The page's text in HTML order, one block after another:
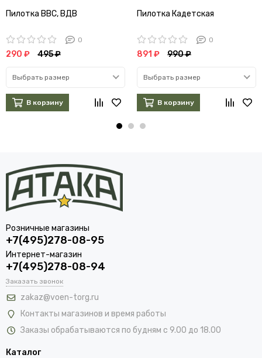
Пилотка ВВС, ВДВ
0
290 ₽ 495 ₽
Выбрать размер
В корзину
Пилотка Кадетская
0
891 ₽ 990 ₽
Выбрать размер
В корзину
Розничные магазины
+7(495)278-08-95
Интернет-магазин
+7(495)278-08-94
Заказать звонок
zakaz@voen-torg.ru
Контакты магазинов и время работы
Заказы обрабатываются по будням с 9.00 до 18.00
Каталог